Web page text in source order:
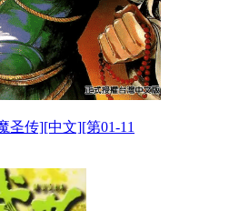
圣传][中文][第01-11